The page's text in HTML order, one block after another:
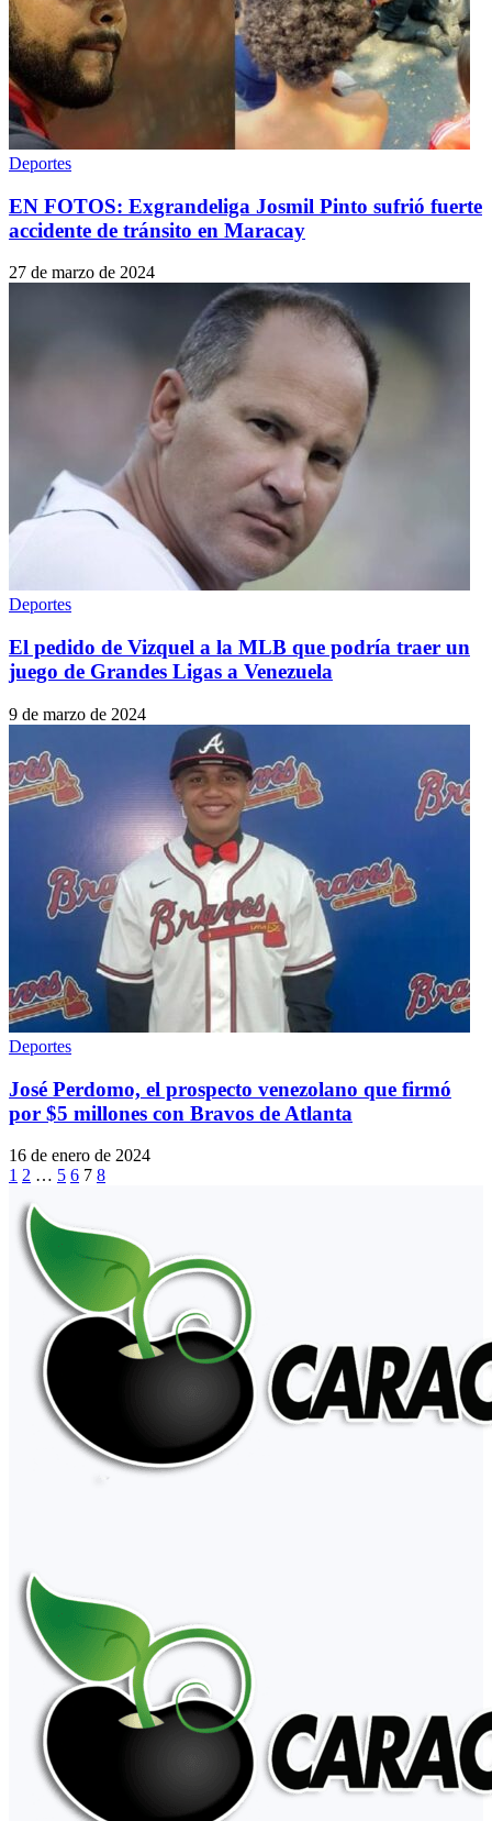
Deportes
EN FOTOS: Exgrandeliga Josmil Pinto sufrió fuerte
accidente de tránsito en Maracay
27 de marzo de 2024
Deportes
El pedido de Vizquel a la MLB que podría traer un
juego de Grandes Ligas a Venezuela
9 de marzo de 2024
Deportes
José Perdomo, el prospecto venezolano que firmó
por $5 millones con Bravos de Atlanta
16 de enero de 2024
1 2 … 5 6 7 8